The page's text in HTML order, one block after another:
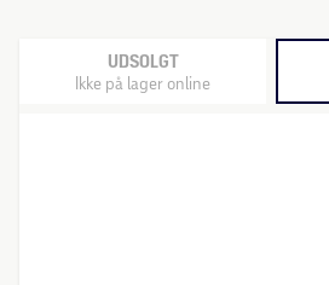
UDSOLGT
Ikke på lager online